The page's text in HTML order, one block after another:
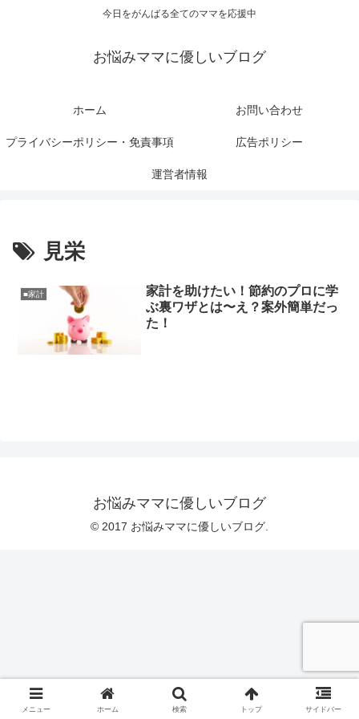
今日をがんばる全てのママを応援中
お悩みママに優しいブログ
ホーム お問い合わせ
プライバシーポリシー・免責事項 広告ポリシー
運営者情報
見栄
■家計
家計を助けたい！節約のプロに学
ぶ裏ワザとは〜え？案外簡単だっ
た！
お悩みママに優しいブログ
© 2017 お悩みママに優しいブログ.
メニュー ホーム 検索 トップ サイドバー